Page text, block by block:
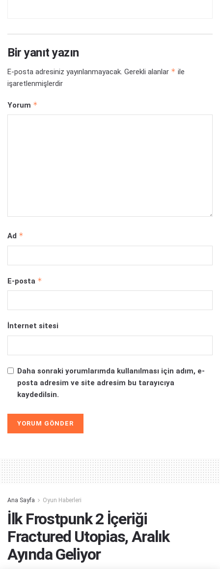
Bir yanıt yazın
E-posta adresiniz yayınlanmayacak. Gerekli alanlar * ile
işaretlenmişlerdir
Yorum *
Ad *
E-posta *
İnternet sitesi
Daha sonraki yorumlarımda kullanılması için adım, e-
posta adresim ve site adresim bu tarayıcıya
kaydedilsin.
Ana Sayfa Oyun Haberleri
İlk Frostpunk 2 İçeriği
Fractured Utopias, Aralık
Ayında Geliyor